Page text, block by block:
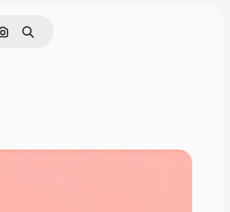
Pesquisar por imagem
Buscar